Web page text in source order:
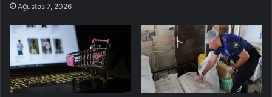
Ağustos 7, 2026